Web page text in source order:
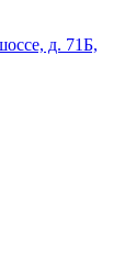
д. 71Б,